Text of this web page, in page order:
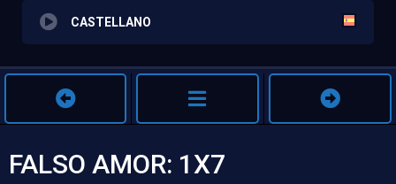
CASTELLANO
FALSO AMOR: 1X7